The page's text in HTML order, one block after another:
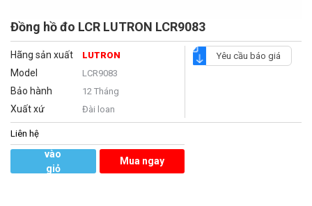
Đồng hồ đo LCR LUTRON LCR9083
Hãng sản xuất LUTRON
Model LCR9083
Bảo hành 12 Tháng
Xuất xứ Đài loan
Yêu cầu báo giá
Liên hệ
vào
giỏ
Mua ngay